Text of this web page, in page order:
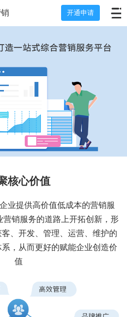
开通申请
核心价值
业提供高价值低成本的营销服
销服务的道路上开拓创新，形
、开发、管理、运营、维护的
，从而更好的赋能企业创造价
值